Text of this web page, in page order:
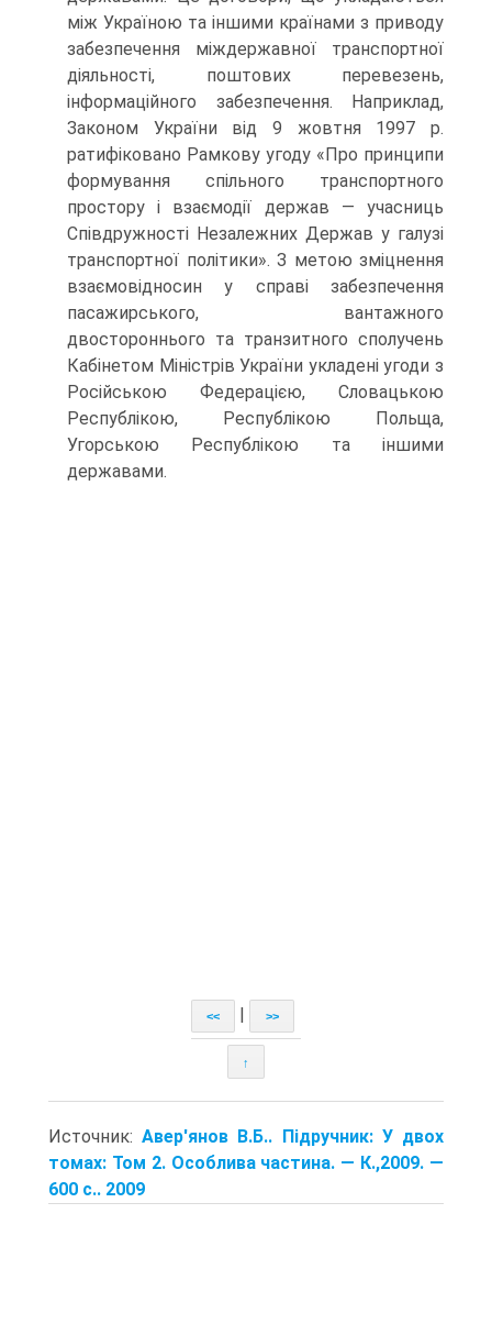
між Україною та іншими країнами з приводу
забезпечення міждержавної транспортної
діяльності, поштових перевезень,
інформаційного забезпечення. Наприклад,
Законом України від 9 жовтня 1997 р.
ратифіковано Рамкову угоду «Про принципи
формування спільного транспортного
простору і взаємодії держав — учасниць
Співдружності Незалежних Держав у галузі
транспортної політики». З метою зміцнення
взаємовідносин у справі забезпечення
пасажирського, вантажного
двостороннього та транзитного сполучень
Кабінетом Міністрів України укладені угоди з
Російською Федерацією, Словацькою
Республікою, Республікою Польща,
Угорською Республікою та іншими
державами.
<< >>
↑
Источник:Авер'янов В.Б.. Підручник: У двох
томах: Том 2. Особлива частина. — К.,2009. —
600 с.. 2009